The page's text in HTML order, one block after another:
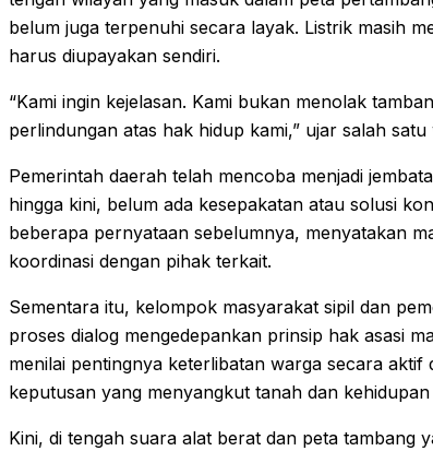
belum juga terpenuhi secara layak. Listrik masih
harus diupayakan sendiri.
“Kami ingin kejelasan. Kami bukan menolak
perlindungan atas hak hidup kami,” ujar salah
Pemerintah daerah telah mencoba menjadi
hingga kini, belum ada kesepakatan atau solusi
beberapa pernyataan sebelumnya, menyatakan
koordinasi dengan pihak terkait.
Sementara itu, kelompok masyarakat sipil dan
proses dialog mengedepankan prinsip hak asasi
menilai pentingnya keterlibatan warga secara aktif
keputusan yang menyangkut tanah dan
Kini, di tengah suara alat berat dan peta tambang